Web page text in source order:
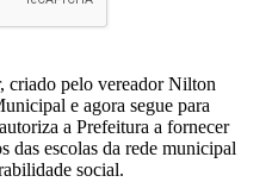
criado pelo vereador Nilton
e agora segue para
a Prefeitura a fornecer
das escolas da rede municipal
social.